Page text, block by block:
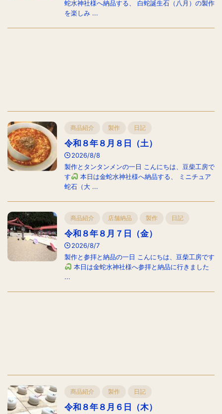
蛇水神社様へ納品する、 白蛇誕生石（八月）の製作
を楽しみ ...
商品紹介 製作 日記
令和８年８月８日（土）
2026/8/8
製作とタンタンメンの一日 こんにちは、豆柴工房で
す
本日は金蛇水神社様へ納品する、 ミニチュア
蛇石（大 ...
商品紹介 店舗納品 製作 日記
令和８年８月７日（金）
2026/8/7
製作と参拝と納品の一日 こんにちは、豆柴工房です
本日は金蛇水神社様へ参拝と納品に行きました
...
商品紹介 製作 日記
令和８年８月６日（木）